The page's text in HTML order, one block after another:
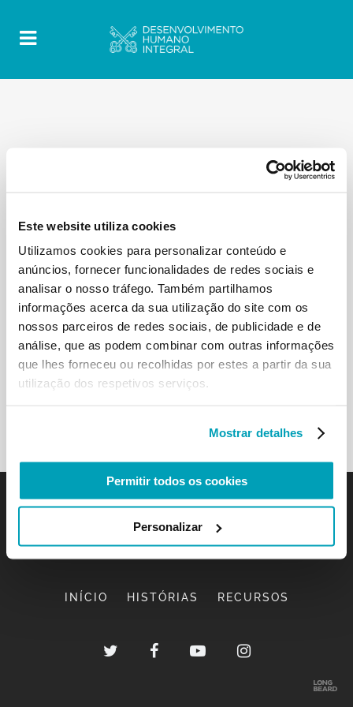
Este website utiliza cookies
Utilizamos cookies para personalizar conteúdo e
anúncios, fornecer funcionalidades de redes sociais e
analisar o nosso tráfego. Também partilhamos
informações acerca da sua utilização do site com os
nossos parceiros de redes sociais, de publicidade e de
análise, que as podem combinar com outras informações
que lhes forneceu ou recolhidas por estes a partir da sua
utilização dos respetivos serviços.
Mostrar detalhes
Permitir todos os cookies
Personalizar
INÍCIO HISTÓRIAS RECURSOS